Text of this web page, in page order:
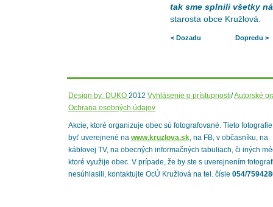
tak sme splnili všetky
starosta obce Kružlová.
< Dozadu Dopredu >
Design by: DUKO 2012 Vyhlásenie o prístupnosti/Autorské
Ochrana osobných údajov
Akcie, ktoré organizuje obec sú fotografované. Tieto
byť uverejnené na www.kruzlova.sk, na FB, v občasníku, na
káblovej TV, na obecných informačných tabuliach, či iných
ktoré využije obec. V prípade, že by ste s uverejnením
nesúhlasili, kontaktujte OcÚ Kružlová na tel. čísle 054/